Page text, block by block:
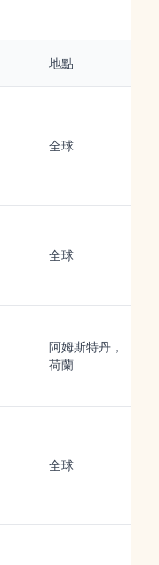
地點
全球
全球
阿姆斯特丹，
荷蘭
全球